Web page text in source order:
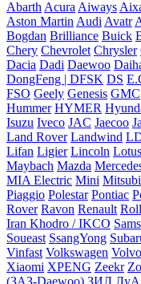
Abarth Acura Aiways
Aston Martin Audi Avatr
Bogdan Brilliance Buick
Chery Chevrolet Chrysler
Dacia Dadi Daewoo
DongFeng | DFSK DS
FSO Geely Genesis GMC
Hummer HYMER
Isuzu Iveco JAC Jaecoo
Land Rover Landwind
Lifan Ligier Lincoln Lotus
Maybach Mazda
MIA Electric Mini
Piaggio Polestar Pontiac
Rover Ravon Renault
Iran Khodro / IKCO
Soueast SsangYong
Vinfast Volkswagen Volvo
Xiaomi XPENG Zeekr
(ЗАЗ-Daewoo) ЗИЛ